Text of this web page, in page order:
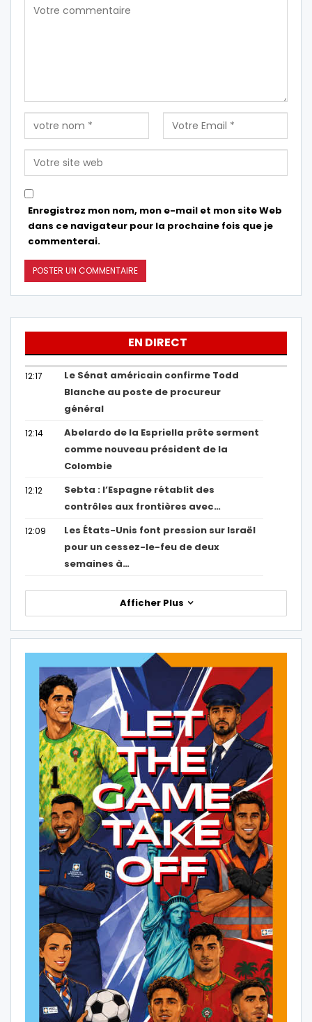
Enregistrez mon nom, mon e-mail et mon site Web
dans ce navigateur pour la prochaine fois que je
commenterai.
EN DIRECT
12:17
Le Sénat américain confirme Todd
Blanche au poste de procureur
général
12:14
Abelardo de la Espriella prête serment
comme nouveau président de la
Colombie
12:12
Sebta : l’Espagne rétablit des
contrôles aux frontières avec…
12:09
Les États-Unis font pression sur Israël
pour un cessez-le-feu de deux
semaines à…
Afficher Plus